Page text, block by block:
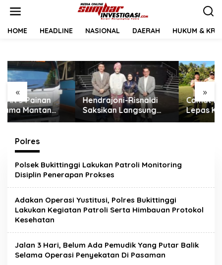
HOME HEADLINE NASIONAL DAERAH HUKUM &
« »
Hendrajoni-Risnaldi
Saksikan Langsung
Perjuangan Zhifanna
D’Academy 8
Menggelegar!
Camat Pancung Soal
Lepas Kontingen
Jambore dan Pesta
Polres
Polsek Bukittinggi Lakukan Patroli Monitoring
Disiplin Penerapan Prokses
Adakan Operasi Yustitusi, Polres Bukittinggi
Lakukan Kegiatan Patroli Serta Himbauan Protokol
Kesehatan
Jalan 3 Hari, Belum Ada Pemudik Yang Putar Balik
Selama Operasi Penyekatan Di Pasaman